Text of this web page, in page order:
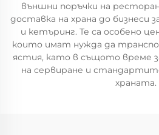
външни поръчки на
доставка на храна до бизнеси
и кетъринг. Те са особено
които имат нужда да
ястия, като в същото време
на сервиране и
храната.